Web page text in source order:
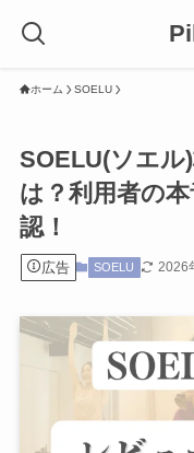
ホーム SOELU
SOELU(ソエル
は？利用者の
認！
広告 SOELU 2026